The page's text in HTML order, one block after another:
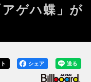
ゲハ蝶」が
送る
シェア